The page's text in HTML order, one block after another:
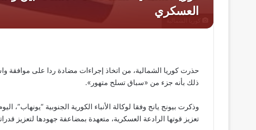
حذرت كوريا الشمالية، من اتخاذ إجراءات مضادة ردا على
ذلك بأنه جزء من «سباق تسلح متهور».
وذكرت بيونج يانج وفقا لوكالة الأنباء الكورية الجنوبية “يونهاب”،
تعزيز قوتها الرادعة العسكرية، متعهدة بمضاعفة جهودها لتعزيز